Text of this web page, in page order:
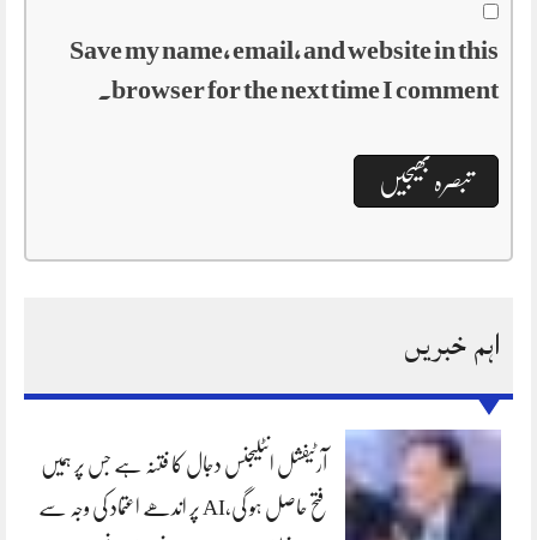
Save my name, email, and website in this
browser for the next time I comment.
اہم خبریں
آرٹیفشل انٹلیجنس دجال کا فتنہ ہے جس پر ہمیں
فتح حاصل ہو گی،AI پر اندھے اعتماد کی وجہ سے